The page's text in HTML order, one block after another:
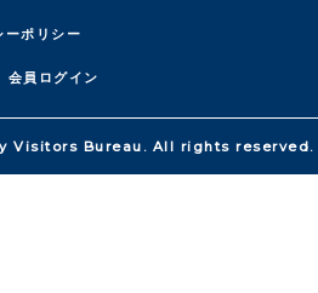
ーポリシー
会員ログイン
Visitors Bureau. All rights reserved.